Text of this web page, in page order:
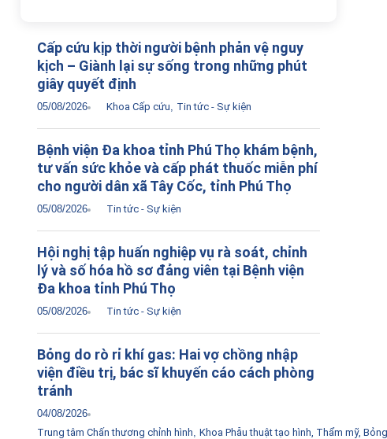
Cấp cứu kịp thời người bệnh phản vệ nguy
kịch – Giành lại sự sống trong những phút
giây quyết định
05/08/2026 Khoa Cấp cứu, Tin tức - Sự kiện
Bệnh viện Đa khoa tỉnh Phú Thọ khám bệnh,
tư vấn sức khỏe và cấp phát thuốc miễn phí
cho người dân xã Tây Cốc, tỉnh Phú Thọ
05/08/2026 Tin tức - Sự kiện
Hội nghị tập huấn nghiệp vụ rà soát, chỉnh
lý và số hóa hồ sơ đảng viên tại Bệnh viện
Đa khoa tỉnh Phú Thọ
05/08/2026 Tin tức - Sự kiện
Bỏng do rò rỉ khí gas: Hai vợ chồng nhập
viện điều trị, bác sĩ khuyến cáo cách phòng
tránh
04/08/2026
Trung tâm Chấn thương chỉnh hình, Khoa Phẫu thuật tạo hình, Thẩm mỹ, Bỏng